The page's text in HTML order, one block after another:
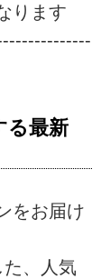
ます
る最新
をお届け
、人気